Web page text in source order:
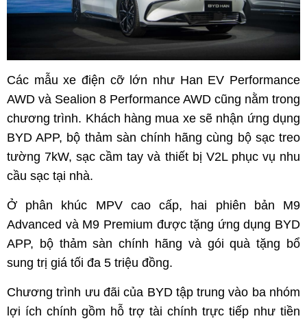
Các mẫu xe điện cỡ lớn như Han EV Performance
AWD và Sealion 8 Performance AWD cũng nằm trong
chương trình. Khách hàng mua xe sẽ nhận ứng dụng
BYD APP, bộ thảm sàn chính hãng cùng bộ sạc treo
tường 7kW, sạc cầm tay và thiết bị V2L phục vụ nhu
cầu sạc tại nhà.
Ở phân khúc MPV cao cấp, hai phiên bản M9
Advanced và M9 Premium được tặng ứng dụng BYD
APP, bộ thảm sàn chính hãng và gói quà tặng bổ
sung trị giá tối đa 5 triệu đồng.
Chương trình ưu đãi của BYD tập trung vào ba nhóm
lợi ích chính gồm hỗ trợ tài chính trực tiếp như tiền